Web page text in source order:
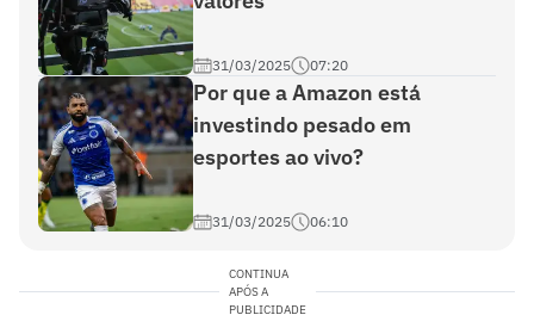
31/03/2025 07:20
Por que a Amazon está
investindo pesado em
esportes ao vivo?
31/03/2025 06:10
CONTINUA
APÓS A
PUBLICIDADE